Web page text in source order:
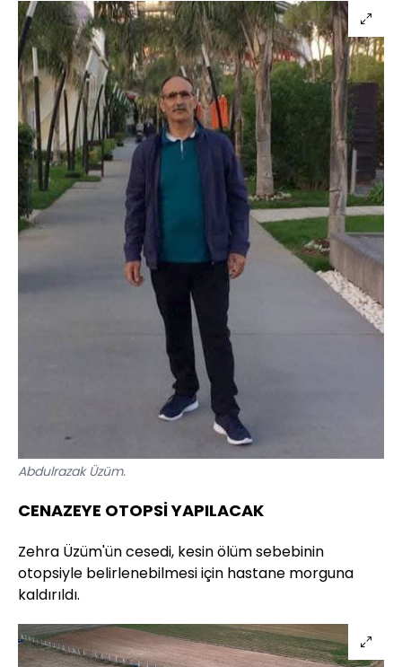
Abdulrazak Üzüm.
CENAZEYE OTOPSİ YAPILACAK
Zehra Üzüm'ün cesedi, kesin ölüm sebebinin
otopsiyle belirlenebilmesi için hastane morguna
kaldırıldı.